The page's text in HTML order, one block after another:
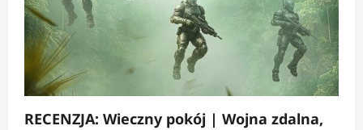
RECENZJA: Wieczny pokój | Wojna zdalna,